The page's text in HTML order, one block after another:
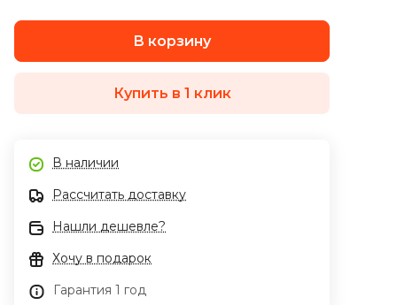
В корзину
Купить в 1 клик
В наличии
Рассчитать доставку
Нашли дешевле?
Хочу в подарок
Гарантия 1 год